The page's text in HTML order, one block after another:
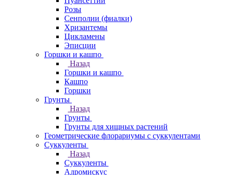
Розы
Сенполии (фиалки)
Хризантемы
Цикламены
Эписции
Горшки и кашпо
Назад
Горшки и кашпо
Кашпо
Горшки
Грунты
Назад
Грунты
Грунты для хищных растений
Геометрические флорариумы с суккулентами
Суккуленты
Назад
Суккуленты
Адромискус